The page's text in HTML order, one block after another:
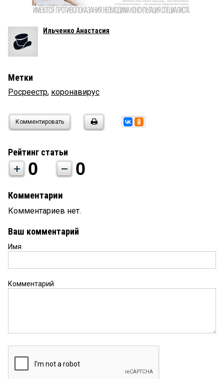
Ильченко Анастасия
Метки
Росреестр, коронавирус
Комментировать
Рейтинг статьи
0 0
Комментарии
Комментариев нет.
Ваш комментарий
Имя
Комментарий